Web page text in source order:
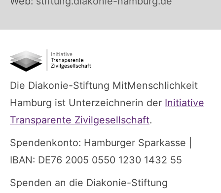
Die Diakonie-Stiftung MitMenschlichkeit
Hamburg ist Unterzeichnerin der Initiative
Transparente Zivilgesellschaft.
Spendenkonto: Hamburger Sparkasse |
IBAN: DE76 2005 0550 1230 1432 55
Spenden an die Diakonie-Stiftung